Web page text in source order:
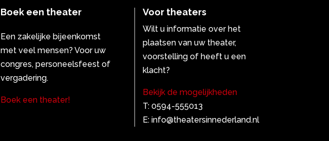
Boek een theater
Een zakelijke bijeenkomst
met veel mensen? Voor uw
congres, personeelsfeest of
vergadering.
Boek een theater!
Voor theaters
Wilt u informatie over het
plaatsen van uw theater,
voorstelling of heeft u een
klacht?
Bekijk de mogelijkheden
T: 0594-555013
E: info@theatersinnederland.nl